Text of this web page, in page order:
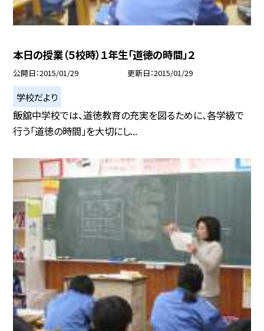
本日の授業（５校時）１年生「道徳の時間」２
公開日 2015/01/29 更新日 2015/01/29
学校だより
飯舘中学校では、道徳教育の充実を図るために、各学級で
行う「道徳の時間」を大切にし...